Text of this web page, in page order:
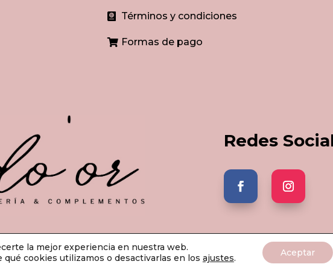
 Términos y condiciones
 Formas de pago
Redes
© Do'or Bisutería & Complementos 2026 | Todos los derechos
la mejor experiencia en nuestra web.
qué cookies utilizamos o desactivarlas en los ajustes. Aceptar